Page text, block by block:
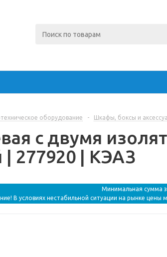
оборудование - Шкафы, боксы и
с двумя
| 277920 | КЭАЗ
Минимальная сумма
В условиях нестабильной ситуации на рынке